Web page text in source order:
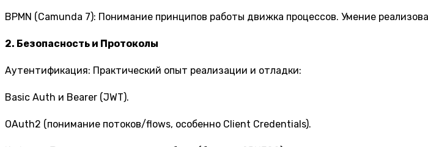
BPMN (Camunda 7): Понимание принципов работы движка процессов. Умение
2. Безопасность и Протоколы
Аутентификация: Практический опыт реализации и отладки:
Basic Auth и Bearer (JWT).
OAuth2 (понимание потоков/flows, особенно Client Credentials).